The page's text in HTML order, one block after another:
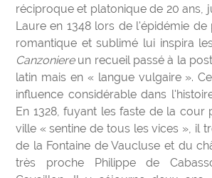
réciproque et platonique de 20 ans,
Laure en 1348 lors de l'épidémie de
romantique et sublimé lui inspira
Canzoniereun recueil passé à la
latin mais en « langue vulgaire ».
influence considérable dans
En 1328, fuyant les faste de la cour
ville « sentine de tous les vices », il
de la Fontaine de Vaucluse et du
très proche Philippe de